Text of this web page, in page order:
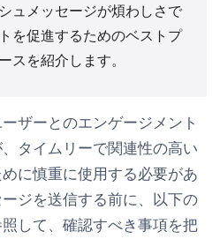
ュメッセージが煩わしさで
を促進するためのベストプ
スを紹介します。
ザーとのエンゲージメント
タイムリーで関連性の高い
に慎重に使用する必要があ
ジを送信する前に、以下の
して、確認すべき事項を把